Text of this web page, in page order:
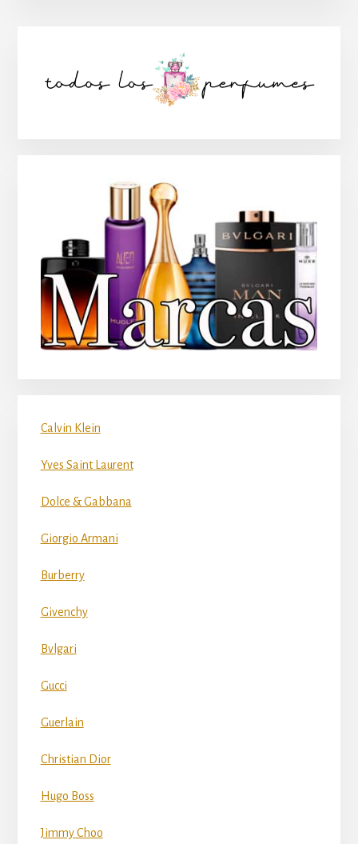
lateral
Calvin Klein
Yves Saint Laurent
Dolce & Gabbana
Giorgio Armani
Burberry
Givenchy
Bvlgari
Gucci
Guerlain
Christian Dior
Hugo Boss
Jimmy Choo